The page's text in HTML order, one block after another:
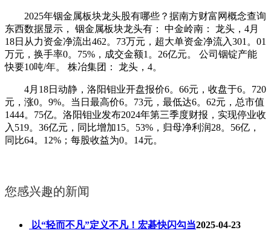
2025年铟金属板块龙头股有哪些？据南方财富网概念查询
东西数据显示， 铟金属板块龙头有： 中金岭南： 龙头，4月
18日从力资金净流出462。73万元，超大单资金净流入301。01
万元，换手率0。75%，成交金额1。26亿元。 公司铟锭产能
快要10吨/年。 株冶集团： 龙头，4。
4月18日动静，洛阳钼业开盘报价6。66元，收盘于6。720
元，涨0。9%。当日最高价6。73元，最低达6。62元，总市值
1444。75亿。洛阳钼业发布2024年第三季度财报，实现停业收
入519。36亿元，同比增加15。53%，归母净利润28。56亿，
同比64。12%；每股收益为0。14元。
您感兴趣的新闻
以“轻而不凡”定义不凡！宏碁快闪勾当2025-04-23